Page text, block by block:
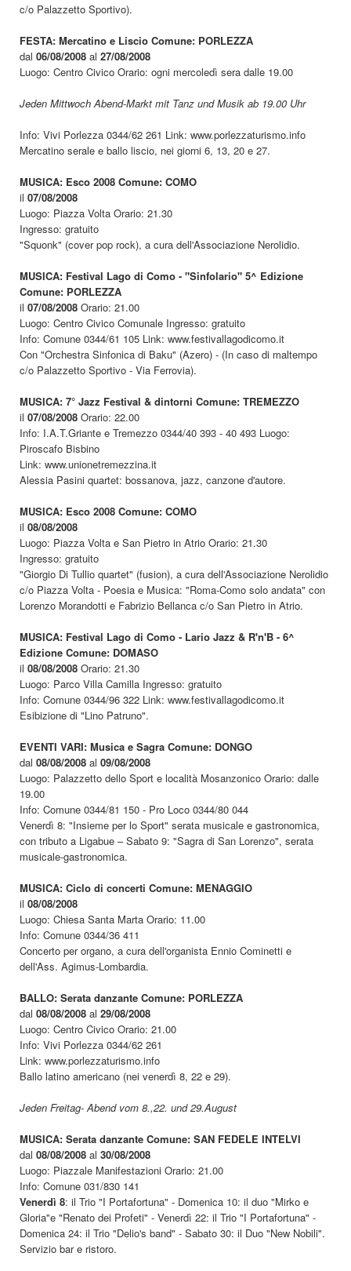
c/o Palazzetto Sportivo).
FESTA: Mercatino e Liscio Comune: PORLEZZA
dal 06/08/2008 al 27/08/2008
Luogo: Centro Civico Orario: ogni mercoledì sera dalle 19.00
Jeden Mittwoch Abend-Markt mit Tanz und Musik ab 19.00 Uhr
Info: Vivi Porlezza 0344/62 261 Link: www.porlezzaturismo.info
Mercatino serale e ballo liscio, nei giorni 6, 13, 20 e 27.
MUSICA: Esco 2008 Comune: COMO
il 07/08/2008
Luogo: Piazza Volta Orario: 21.30
Ingresso: gratuito
"Squonk" (cover pop rock), a cura dell'Associazione Nerolidio.
MUSICA: Festival Lago di Como - "Sinfolario" 5^ Edizione
Comune: PORLEZZA
il 07/08/2008 Orario: 21.00
Luogo: Centro Civico Comunale Ingresso: gratuito
Info: Comune 0344/61 105 Link: www.festivallagodicomo.it
Con "Orchestra Sinfonica di Baku" (Azero) - (In caso di maltempo
c/o Palazzetto Sportivo - Via Ferrovia).
MUSICA: 7° Jazz Festival & dintorni Comune: TREMEZZO
il 07/08/2008 Orario: 22.00
Info: I.A.T.Griante e Tremezzo 0344/40 393 - 40 493 Luogo:
Piroscafo Bisbino
Link: www.unionetremezzina.it
Alessia Pasini quartet: bossanova, jazz, canzone d'autore.
MUSICA: Esco 2008 Comune: COMO
il 08/08/2008
Luogo: Piazza Volta e San Pietro in Atrio Orario: 21.30
Ingresso: gratuito
"Giorgio Di Tullio quartet" (fusion), a cura dell'Associazione Nerolidio
c/o Piazza Volta - Poesia e Musica: "Roma-Como solo andata" con
Lorenzo Morandotti e Fabrizio Bellanca c/o San Pietro in Atrio.
MUSICA: Festival Lago di Como - Lario Jazz & R'n'B - 6^
Edizione Comune: DOMASO
il 08/08/2008 Orario: 21.30
Luogo: Parco Villa Camilla Ingresso: gratuito
Info: Comune 0344/96 322 Link: www.festivallagodicomo.it
Esibizione di "Lino Patruno".
EVENTI VARI: Musica e Sagra Comune: DONGO
dal 08/08/2008 al 09/08/2008
Luogo: Palazzetto dello Sport e località Mosanzonico Orario: dalle
19.00
Info: Comune 0344/81 150 - Pro Loco 0344/80 044
Venerdì 8: "Insieme per lo Sport" serata musicale e gastronomica,
con tributo a Ligabue – Sabato 9: "Sagra di San Lorenzo", serata
musicale-gastronomica.
MUSICA: Ciclo di concerti Comune: MENAGGIO
il 08/08/2008
Luogo: Chiesa Santa Marta Orario: 11.00
Info: Comune 0344/36 411
Concerto per organo, a cura dell'organista Ennio Cominetti e
dell'Ass. Agimus-Lombardia.
BALLO: Serata danzante Comune: PORLEZZA
dal 08/08/2008 al 29/08/2008
Luogo: Centro Civico Orario: 21.00
Info: Vivi Porlezza 0344/62 261
Link: www.porlezzaturismo.info
Ballo latino americano (nei venerdì 8, 22 e 29).
Jeden Freitag- Abend vom 8.,22. und 29.August
MUSICA: Serata danzante Comune: SAN FEDELE INTELVI
dal 08/08/2008 al 30/08/2008
Luogo: Piazzale Manifestazioni Orario: 21.00
Info: Comune 031/830 141
Venerdì 8: il Trio "I Portafortuna" - Domenica 10: il duo "Mirko e
Gloria"e "Renato dei Profeti" - Venerdì 22: il Trio "I Portafortuna" -
Domenica 24: il Trio "Delio's band" - Sabato 30: il Duo "New Nobili".
Servizio bar e ristoro.